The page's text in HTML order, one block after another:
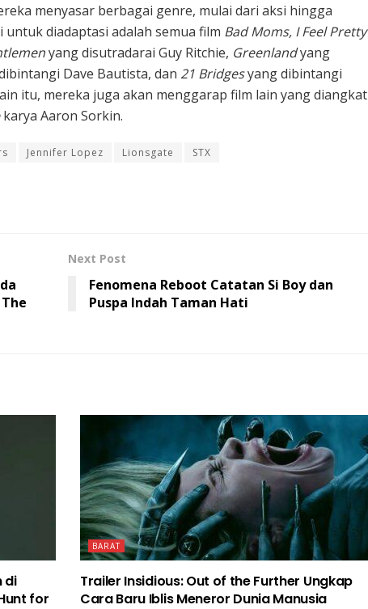
menyasar berbagai genre, mulai dari aksi hingga
diadaptasi adalah semua film Bad Moms, I Feel Pretty
yang disutradarai Guy Ritchie, Greenlandyang
Dave Bautista, dan 21 Bridgesyang dibintangi
itu, mereka juga akan menggarap film lain yang diangkat
karya Aaron Sorkin.
Jennifer Lopez Lionsgate STX
Next Post
Fenomena Reboot Catatan Si Boy dan
Puspa Indah Taman Hati
di
for
BARAT
Trailer Insidious: Out of the Further Ungkap
Cara Baru Iblis Meneror Dunia Manusia